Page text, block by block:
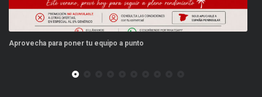
Aprovecha para poner tu equipo a punto